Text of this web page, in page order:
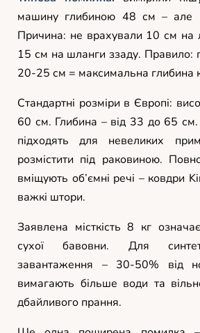
машину глибиною 48 см – але
Причина: не врахували 10 см на
15 см на шланги ззаду. Правило:
20-25 см = максимальна глибина
Стандартні розміри в Європі:
60 см. Глибина – від 33 до 65 см.
підходять для невеликих
розмістити під раковиною.
вміщують об’ємні речі – ковдри
важкі штори.
Заявлена місткість 8 кг означає
сухої бавовни. Для
завантаження – 30-50% від
вимагають більше води та
дбайливого прання.